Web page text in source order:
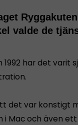
valde de
1992 har det varit
det var konstigt
i Mac och även